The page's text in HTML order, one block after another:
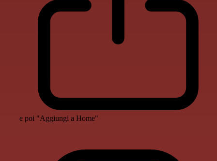
e poi "Aggiungi a Home"